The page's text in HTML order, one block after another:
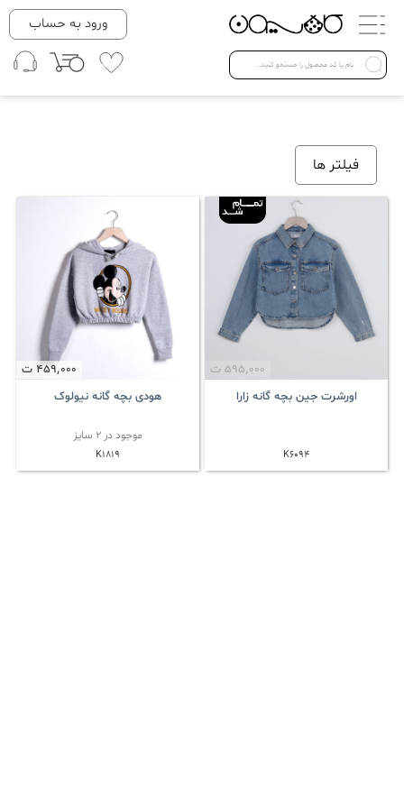
دسته بندی ها
Open submenu ( لباس زنانه )
لباس زنانه
Open submenu ( لباس کودک )
لباس کودک
فروش ویژه
ورود به حساب
فیلتر ها
595٬000 ت
اورشرت جین بچه گانه زارا
K6094
459٬000 ت
هودی بچه گانه نیولوک
موجود در 2 سایز
K1819